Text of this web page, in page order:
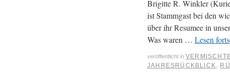
Brigitte R. Winkler
ist Stammgast bei den
über ihr Resumee in
Was waren … Lesen
veröffentlicht in
JAHRESRÜCKBLICK,